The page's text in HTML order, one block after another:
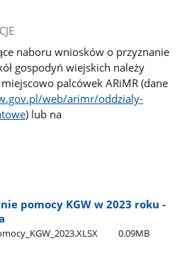
naboru wniosków o przyznanie
gospodyń wiejskich należy
palcówek ARiMR (dane
web/arimr/oddzialy-
) lub na
pomocy KGW w 2023 roku -
0.09MB